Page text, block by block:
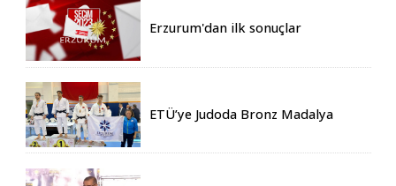
Erzurum'dan ilk sonuçlar
ETÜ’ye Judoda Bronz Madalya